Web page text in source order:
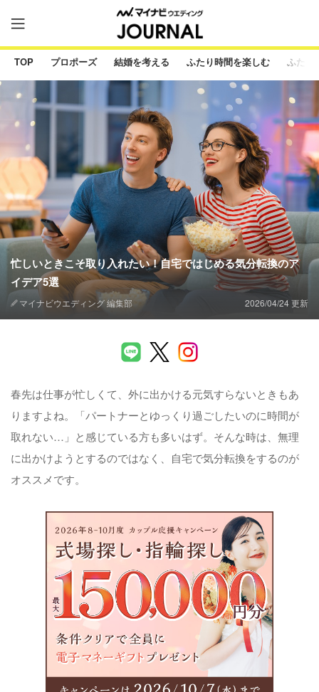
TOP プロポーズ 結婚を考える ふたり時間を楽しむ ふたり
忙しいときこそ取り入れたい！自宅ではじめる気分転換のア
イデア5選
マイナビウエディング 編集部 2026/04/24 更新
春先は仕事が忙しくて、外に出かける元気すらないときもあ
りますよね。「パートナーとゆっくり過ごしたいのに時間が
取れない…」と感じている方も多いはず。そんな時は、無理
に出かけようとするのではなく、自宅で気分転換をするのが
オススメです。